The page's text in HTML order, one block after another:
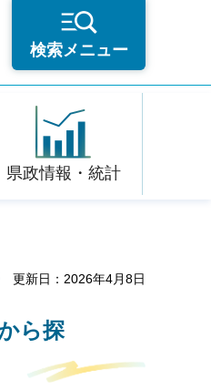
検索メニュー
県政情報・統計
更新日：2026年4月8日
ら探